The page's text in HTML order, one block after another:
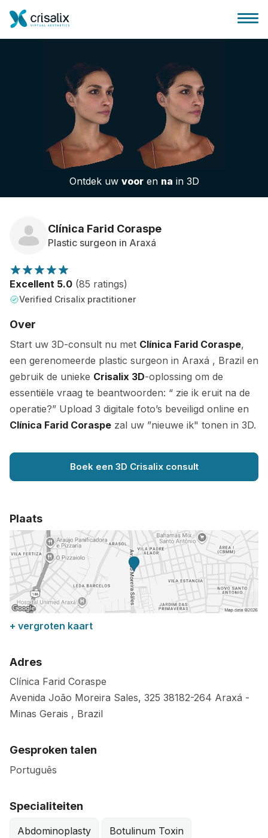
Huis chirurg
3D business platform
Patiëntrecensies
Ontdek uw vooren na in 3D
Clínica Farid Coraspe
Plastic surgeon in Araxá
Excellent 5.0 (85 ratings)
Verified Crisalix practitioner
Over
Start uw 3D-consult nu met Clínica Farid Coraspe,
een gerenomeerde plastic surgeon in Araxá , Brazil en
gebruik de unieke Crisalix 3D-oplossing om de
essentiële vraag te beantwoorden: “ zie ik eruit na de
operatie?” Upload 3 digitale foto’s beveiligd online en
Clínica Farid Coraspe zal uw ”nieuwe ik" tonen in 3D.
Boek een 3D Crisalix consult
Plaats
+ vergroten kaart
Adres
Clínica Farid Coraspe
Avenida João Moreira Sales, 325 38182-264 Araxá -
Minas Gerais , Brazil
Gesproken talen
Português
Specialiteiten
Abdominoplasty Botulinum Toxin